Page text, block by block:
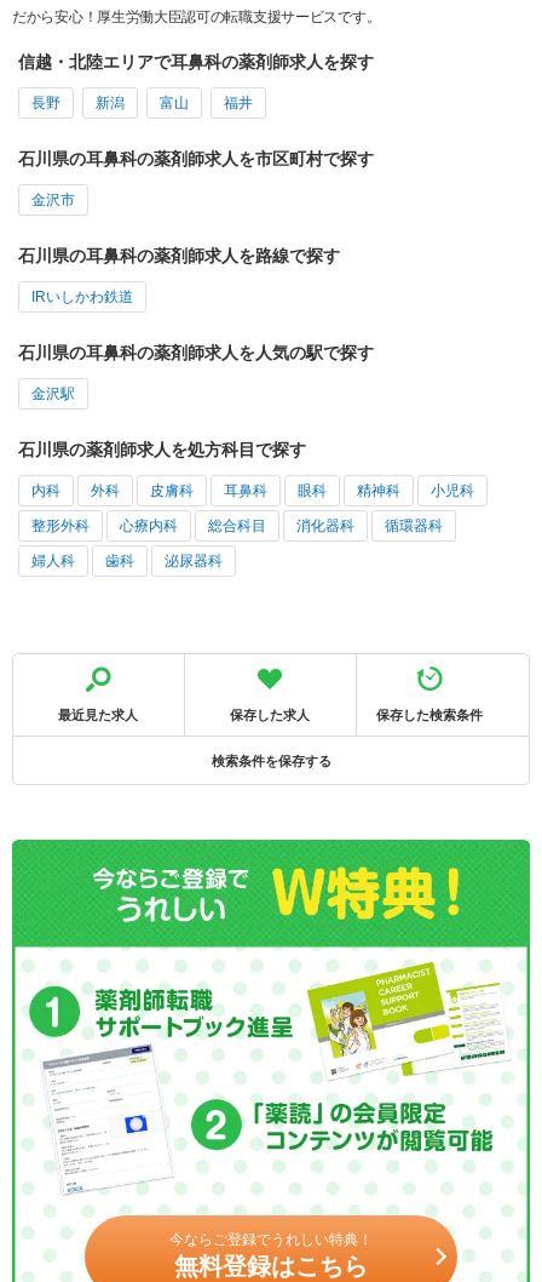
だから安心！厚生労働大臣認可の転職支援サービスです。
信越・北陸エリアで耳鼻科の薬剤師求人を探す
長野 新潟 富山 福井
石川県の耳鼻科の薬剤師求人を市区町村で探す
金沢市
石川県の耳鼻科の薬剤師求人を路線で探す
IRいしかわ鉄道
石川県の耳鼻科の薬剤師求人を人気の駅で探す
金沢駅
石川県の薬剤師求人を処方科目で探す
内科 外科 皮膚科 耳鼻科 眼科 精神科 小児科
整形外科 心療内科 総合科目 消化器科 循環器科
婦人科 歯科 泌尿器科
最近見た求人 保存した求人 保存した検索条件
検索条件を保存する
今ならご登録でうれしい特典！
無料登録はこちら